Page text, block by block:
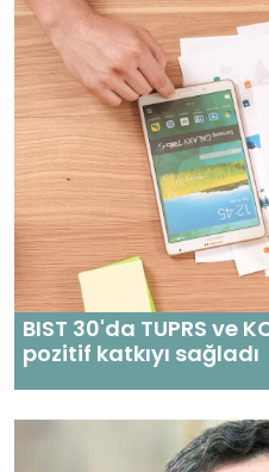
BIST 30'da TUPRS ve
pozitif katkıyı sağladı